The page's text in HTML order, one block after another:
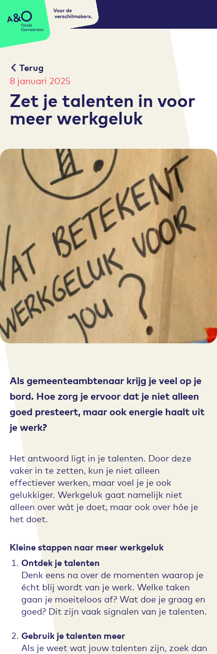
A&O fonds Gemeenten
Voor de
verschilmakers.
Terug
8 januari 2025
Zet je talenten in voor
meer werkgeluk
Als gemeenteambtenaar krijg je veel op je
bord. Hoe zorg je ervoor dat je niet alleen
goed presteert, maar ook energie haalt uit
je werk?
Het antwoord ligt in je talenten. Door deze
vaker in te zetten, kun je niet alleen
effectiever werken, maar voel je je ook
gelukkiger. Werkgeluk gaat namelijk niet
alleen over wát je doet, maar ook over hóe je
het doet.
Kleine stappen naar meer werkgeluk
Ontdek je talenten
Denk eens na over de momenten waarop je
écht blij wordt van je werk. Welke taken
gaan je moeiteloos af? Wat doe je graag en
goed? Dit zijn vaak signalen van je talenten.
Gebruik je talenten meer
Als je weet wat jouw talenten zijn, zoek dan